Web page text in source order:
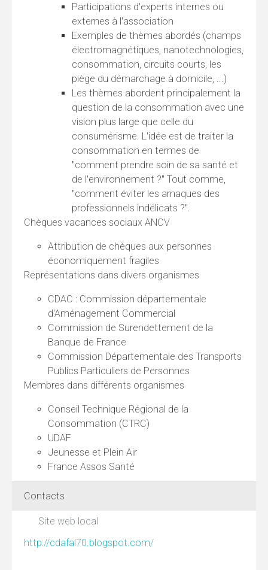
Participations d'experts internes ou
externes à l'association
Exemples de thèmes abordés (champs
électromagnétiques, nanotechnologies,
consommation, circuits courts, les
piège du démarchage à domicile, ...)
Les thèmes abordent principalement la
question de la consommation avec une
vision plus large que celle du
consumérisme. L'idée est de traiter la
consommation en termes de
"comment prendre soin de sa santé et
de l'environnement ?" Tout comme,
"comment éviter les arnaques des
professionnels indélicats ?".
Chèques vacances sociaux ANCV
Attribution de chèques aux personnes
économiquement fragiles
Représentations dans divers organismes
CDAC : Commission départementale
d'Aménagement Commercial
Commission de Surendettement de la
Banque de France
Commission Départementale des Transports
Publics Particuliers de Personnes
Membres dans différents organismes
Conseil Technique Régional de la
Consommation (CTRC)
UDAF
Jeunesse et Plein Air
France Assos Santé
Contacts
Site web local
http://cdafal70.blogspot.com/